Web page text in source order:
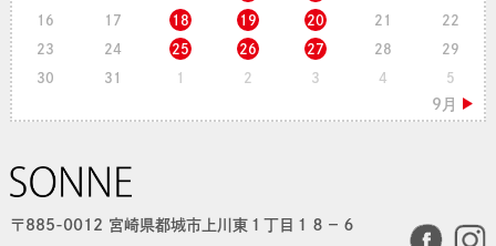
16 17 18 19 20 21 22
23 24 25 26 27 28 29
30 31 1 2 3 4 5
〒885-0012 宮崎県都城市上川東１丁目１８−６